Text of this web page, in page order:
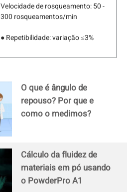
Velocidade de rosqueamento: 50 -
300 rosqueamentos/min
● Repetibilidade: variação ≤3%
O que é ângulo de
repouso? Por que e
como o medimos?
Cálculo da fluidez de
materiais em pó usando
o PowderPro A1